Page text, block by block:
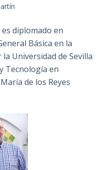
es diplomado en
Básica en la
Universidad de Sevilla
Tecnología en
de los Reyes